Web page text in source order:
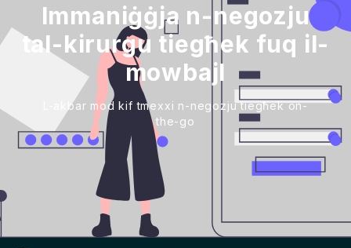
Immaniġġja n-negozju
tal-kirurgu tiegħek fuq il-
mowbajl
L-akbar mod kif tmexxi n-negozju tiegħek on-
the-go